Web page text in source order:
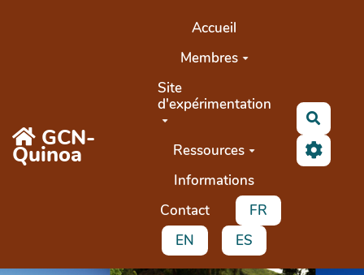
GCN-
Quinoa
Accueil
Membres
Site
d'expérimentation
Ressources
Informations
Contact
FR
EN
ES